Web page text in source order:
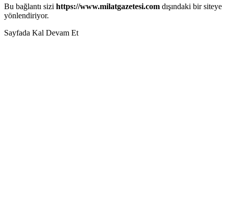
Bu bağlantı sizi https://www.milatgazetesi.com dışındaki bir siteye
yönlendiriyor.
Sayfada Kal Devam Et